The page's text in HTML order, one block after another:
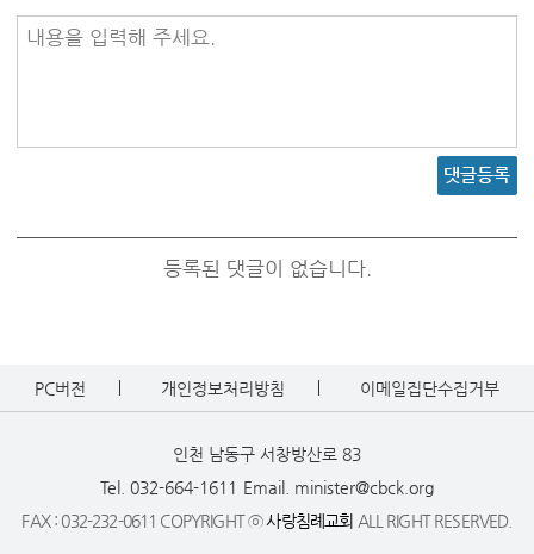
내용을 입력해 주세요.
댓글등록
등록된 댓글이 없습니다.
PC버전 개인정보처리방침 이메일집단수집거부
인천 남동구 서창방산로 83
Tel. 032-664-1611 Email. minister@cbck.org
FAX : 032-232-0611 COPYRIGHT ⓒ사랑침례교회 ALL RIGHT RESERVED.